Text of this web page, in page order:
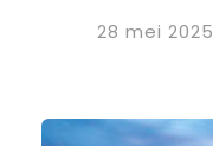
28 mei 2025